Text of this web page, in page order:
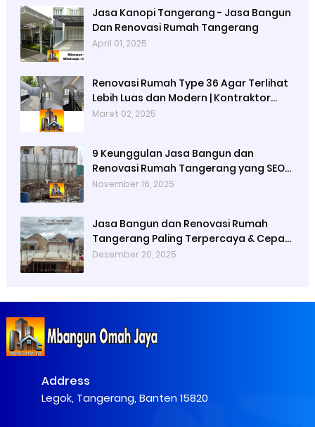
Jasa Kanopi Tangerang - Jasa Bangun
Dan Renovasi Rumah Tangerang
April 01, 2025
Renovasi Rumah Type 36 Agar Terlihat
Lebih Luas dan Modern | Kontraktor
Bangunan Terdekat dan Terpercaya di
Maret 02, 2025
9 Keunggulan Jasa Bangun dan
Renovasi Rumah Tangerang yang SEO
November 16, 2025
Jasa Bangun dan Renovasi Rumah
Tangerang Paling Terpercaya & Cepat
(Panduan 2026) | Pekerjaan Persiapan
Desember 20, 2025
Address
Legok, Tangerang, Banten 15820